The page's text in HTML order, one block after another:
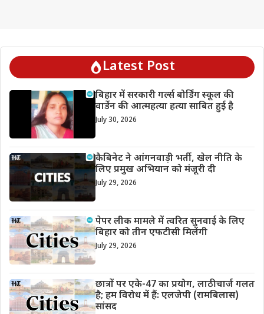
Latest Post
बिहार में सरकारी गर्ल्स बोर्डिंग स्कूल की
वार्डेन की आत्महत्या हत्या साबित हुई है
July 30, 2026
कैबिनेट ने आंगनवाड़ी भर्ती, खेल नीति के
लिए प्रमुख अभियान को मंजूरी दी
July 29, 2026
पेपर लीक मामले में त्वरित सुनवाई के लिए
बिहार को तीन एफटीसी मिलेंगी
July 29, 2026
छात्रों पर एके-47 का प्रयोग, लाठीचार्ज गलत
है; हम विरोध में हैं: एलजेपी (रामबिलास)
सांसद